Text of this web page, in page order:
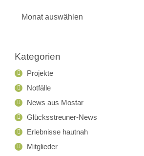
Kategorien
Projekte
Notfälle
News aus Mostar
Glücksstreuner-News
Erlebnisse hautnah
Mitglieder